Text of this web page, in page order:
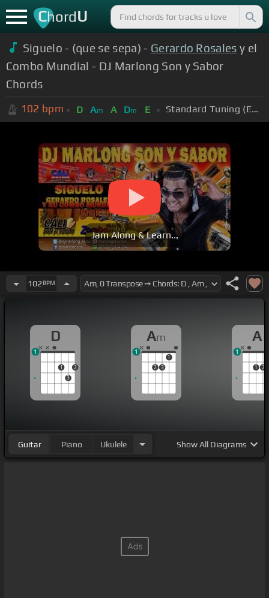
ChordU
Siguelo - (que se sepa) - Gerardo Rosales y el
Combo Mundial - DJ Marlong Son y Sabor
Chords
102 bpm D Am A Dm E Standard Tuning (EADGBE)
Jam Along & Learn...
102 BPM
D
1
3
2
1
Am
2 3
1
1
A
1 2
1
Guitar Piano Ukulele ShowAll Diagrams